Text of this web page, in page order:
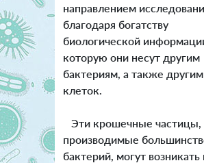
направлением
благодаря богатству
биологической
которую они несут другим
бактериям, а также
клеток.
Эти крошечные частицы,
производимые
бактерий, могут возникать